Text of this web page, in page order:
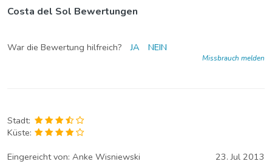
Costa del Sol Bewertungen
War die Bewertung hilfreich? JA NEIN
Missbrauch melden
Stadt:
Küste:
Eingereicht von: Anke Wisniewski 23. Jul 2013